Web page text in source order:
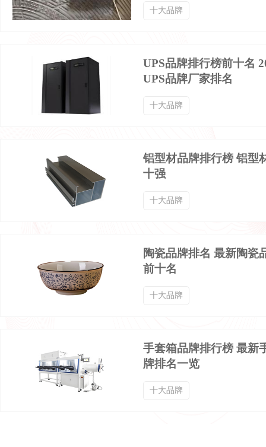
十大品牌
UPS品牌排行榜前十名
UPS品牌厂家排名
十大品牌
铝型材品牌排行榜 铝型
十强
十大品牌
陶瓷品牌排名 最新陶瓷
前十名
十大品牌
手套箱品牌排行榜 最新
牌排名一览
十大品牌